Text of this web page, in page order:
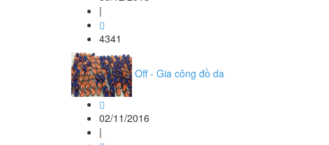
|
4341
Off - Gia công đồ da
02/11/2016
|